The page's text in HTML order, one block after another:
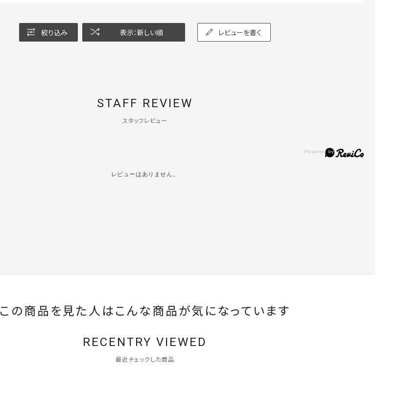
絞り込み 表示：新しい順 レビューを書く
STAFF REVIEW
スタッフレビュー
レビューはありません。
この商品を見た人はこんな商品が気になっています
RECENTRY VIEWED
最近チェックした商品